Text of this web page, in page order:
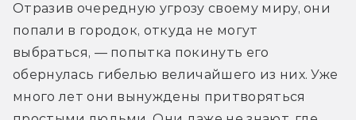
Отразив очередную угрозу своему миру, они
попали в городок, откуда не могут
выбраться, — попытка покинуть его
обернулась гибелью величайшего из них. Уже
много лет они вынуждены притворяться